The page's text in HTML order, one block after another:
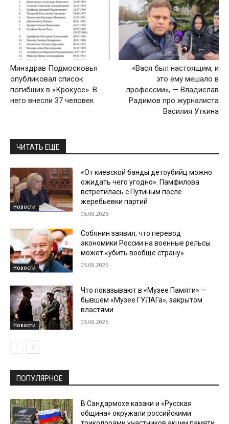
Минздрав Подмосковья
опубликовал список
погибших в «Крокусе». В
него внесли 37 человек
«Вася был настоящим, и
это ему мешало в
профессии», — Владислав
Радимов про журналиста
Василия Уткина
ЧИТАТЬ ЕЩЕ
Новости
«От киевской банды детоубийц можно
ожидать чего угодно». Памфилова
встретилась с Путиным после
жеребьевки партий
05.08.2026
Новости
Собянин заявил, что перевод
экономики России на военные рельсы
может «убить вообще страну»
05.08.2026
Новости
Что показывают в «Музее Памяти» —
бывшем «Музее ГУЛАГа», закрытом
властями
05.08.2026
ПОПУЛЯРНОЕ
В Сандармохе казаки и «Русская
община» окружали российскими